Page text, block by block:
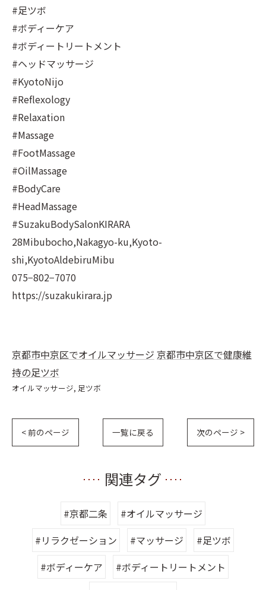
#足ツボ
#ボディーケア
#ボディートリートメント
#ヘッドマッサージ
#KyotoNijo
#Reflexology
#Relaxation
#Massage
#FootMassage
#OilMassage
#BodyCare
#HeadMassage
#SuzakuBodySalonKIRARA
28Mibubocho,Nakagyo-ku,Kyoto-
shi,KyotoAldebiruMibu
075−802−7070
https://suzakukirara.jp
京都市中京区でオイルマッサージ 京都市中京区で健康維
持の足ツボ
オイルマッサージ 足ツボ
< 前のページ 一覧に戻る 次のページ >
関連タグ
#京都二条
#オイルマッサージ
#リラクゼーション
#マッサージ
#足ツボ
#ボディーケア
#ボディートリートメント